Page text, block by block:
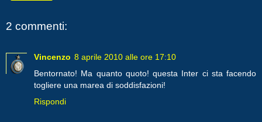
2 commenti:
Vincenzo 8 aprile 2010 alle ore 17:10
Bentornato! Ma quanto quoto! questa Inter ci sta facendo
togliere una marea di soddisfazioni!
Rispondi